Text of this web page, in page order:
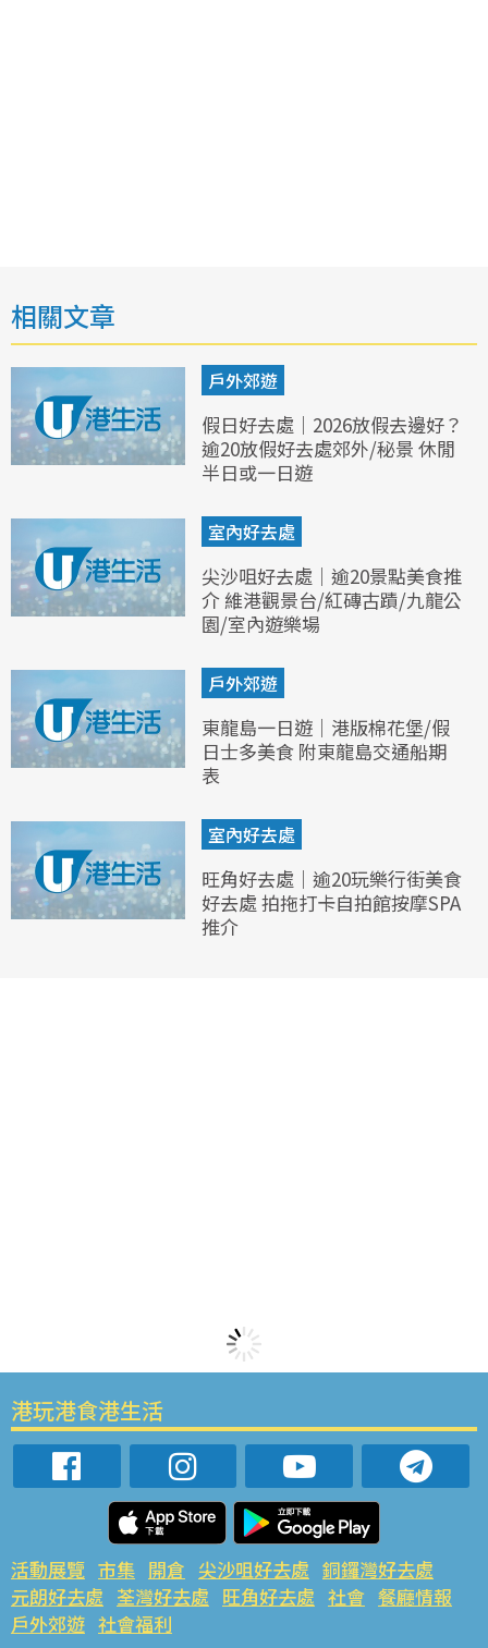
相關文章
戶外郊遊
假日好去處｜2026放假去邊好？
逾20放假好去處郊外/秘景 休閒
半日或一日遊
室內好去處
尖沙咀好去處｜逾20景點美食推
介 維港觀景台/紅磚古蹟/九龍公
園/室內遊樂場
戶外郊遊
東龍島一日遊｜港版棉花堡/假
日士多美食 附東龍島交通船期
表
室內好去處
旺角好去處｜逾20玩樂行街美食
好去處 拍拖打卡自拍館按摩SPA
推介
港玩港食港生活
活動展覽 市集 開倉 尖沙咀好去處 銅鑼灣好去處
元朗好去處 荃灣好去處 旺角好去處 社會 餐廳情報
戶外郊遊 社會福利